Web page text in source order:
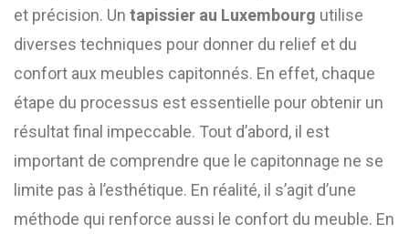
et précision. Un tapissier au Luxembourg utilise
diverses techniques pour donner du relief et du
confort aux meubles capitonnés. En effet, chaque
étape du processus est essentielle pour obtenir un
résultat final impeccable. Tout d’abord, il est
important de comprendre que le capitonnage ne se
limite pas à l’esthétique. En réalité, il s’agit d’une
méthode qui renforce aussi le confort du meuble. En